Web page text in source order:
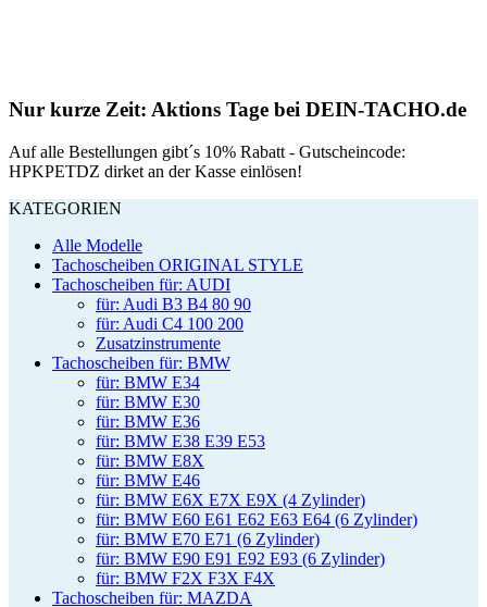
Nur kurze Zeit: Aktions Tage bei DEIN-TACHO.de
Auf alle Bestellungen gibt´s 10% Rabatt - Gutscheincode:
HPKPETDZ dirket an der Kasse einlösen!
KATEGORIEN
Alle Modelle
Tachoscheiben ORIGINAL STYLE
Tachoscheiben für: AUDI
für: Audi B3 B4 80 90
für: Audi C4 100 200
Zusatzinstrumente
Tachoscheiben für: BMW
für: BMW E34
für: BMW E30
für: BMW E36
für: BMW E38 E39 E53
für: BMW E8X
für: BMW E46
für: BMW E6X E7X E9X (4 Zylinder)
für: BMW E60 E61 E62 E63 E64 (6 Zylinder)
für: BMW E70 E71 (6 Zylinder)
für: BMW E90 E91 E92 E93 (6 Zylinder)
für: BMW F2X F3X F4X
Tachoscheiben für: MAZDA